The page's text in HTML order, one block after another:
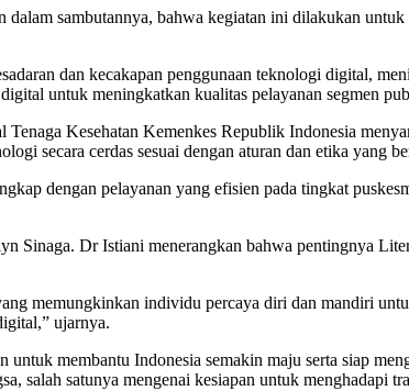
sambutannya, bahwa kegiatan ini dilakukan
dan kecakapan penggunaan teknologi digital,
untuk meningkatkan kualitas pelayanan segmen
Kesehatan Kemenkes Republik Indonesia
secara cerdas sesuai dengan aturan dan etika yang
dengan pelayanan yang efisien pada tingkat
Sinaga. Dr Istiani menerangkan bahwa pentingnya
memungkinkan individu percaya diri dan mandiri
ujarnya.
membantu Indonesia semakin maju serta siap
salah satunya mengenai kesiapan untuk menghadapi